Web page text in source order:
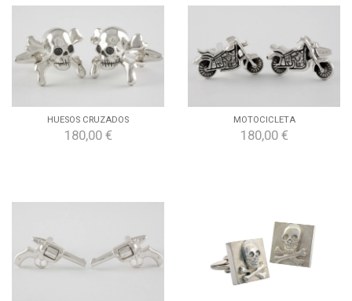
HUESOS CRUZADOS
180,00 €
MOTOCICLETA
180,00 €